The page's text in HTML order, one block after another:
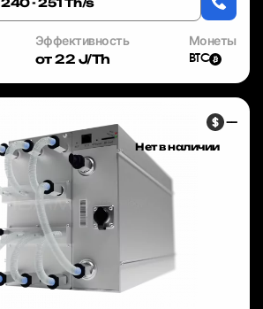
Эффективность
от 22 J/Th
Монеты
BTC
—
Нет в наличии